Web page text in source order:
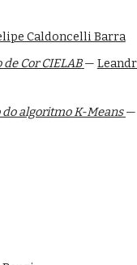
Caldoncelli Barra
Cor CIELAB —
algoritmo K-Means —